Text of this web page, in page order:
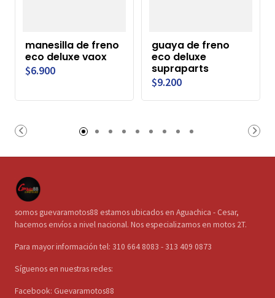
manesilla de freno
eco deluxe vaox
$6.900
guaya de freno
eco deluxe
supraparts
$9.200
somos guevaramotos88 estamos ubicados en Aguachica - Cesar,
hacemos envíos a nivel nacional. Nos especializamos en motos 2T.
Para mayor información tel: 310 664 8083 - 313 409 0873
Síguenos en nuestras redes:
Facebook: Guevaramotos88